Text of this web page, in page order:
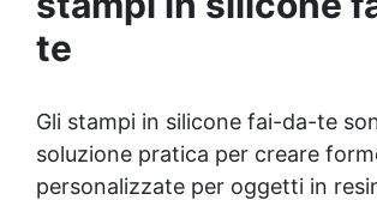
See all articles →
te
Gli stampi in silicone fai-da-te
soluzione pratica per creare
personalizzate per oggetti in